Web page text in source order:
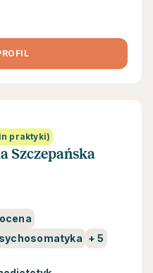
praktyki)
Szczepańska
+5